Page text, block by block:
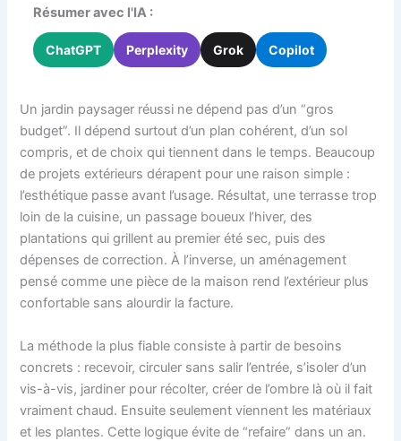
Résumer avec l'IA :
ChatGPT Perplexity Grok Copilot
Un jardin paysager réussi ne dépend pas d’un “gros
budget”. Il dépend surtout d’un plan cohérent, d’un sol
compris, et de choix qui tiennent dans le temps. Beaucoup
de projets extérieurs dérapent pour une raison simple :
l’esthétique passe avant l’usage. Résultat, une terrasse trop
loin de la cuisine, un passage boueux l’hiver, des
plantations qui grillent au premier été sec, puis des
dépenses de correction. À l’inverse, un aménagement
pensé comme une pièce de la maison rend l’extérieur plus
confortable sans alourdir la facture.
La méthode la plus fiable consiste à partir de besoins
concrets : recevoir, circuler sans salir l’entrée, s’isoler d’un
vis-à-vis, jardiner pour récolter, créer de l’ombre là où il fait
vraiment chaud. Ensuite seulement viennent les matériaux
et les plantes. Cette logique évite de “refaire” dans un an.